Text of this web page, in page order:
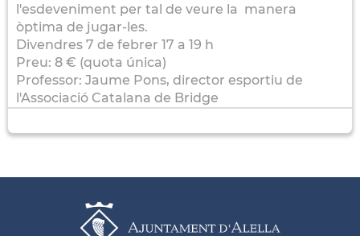
l'esdeveniment per tal de veure la manera
òptima de jugar-les.
Divendres 7 de febrer 17 a 19 h
Preu: 8 € (quota única)
Professor: Jaume Pons, director esportiu de
l'Associació Catalana de Bridge